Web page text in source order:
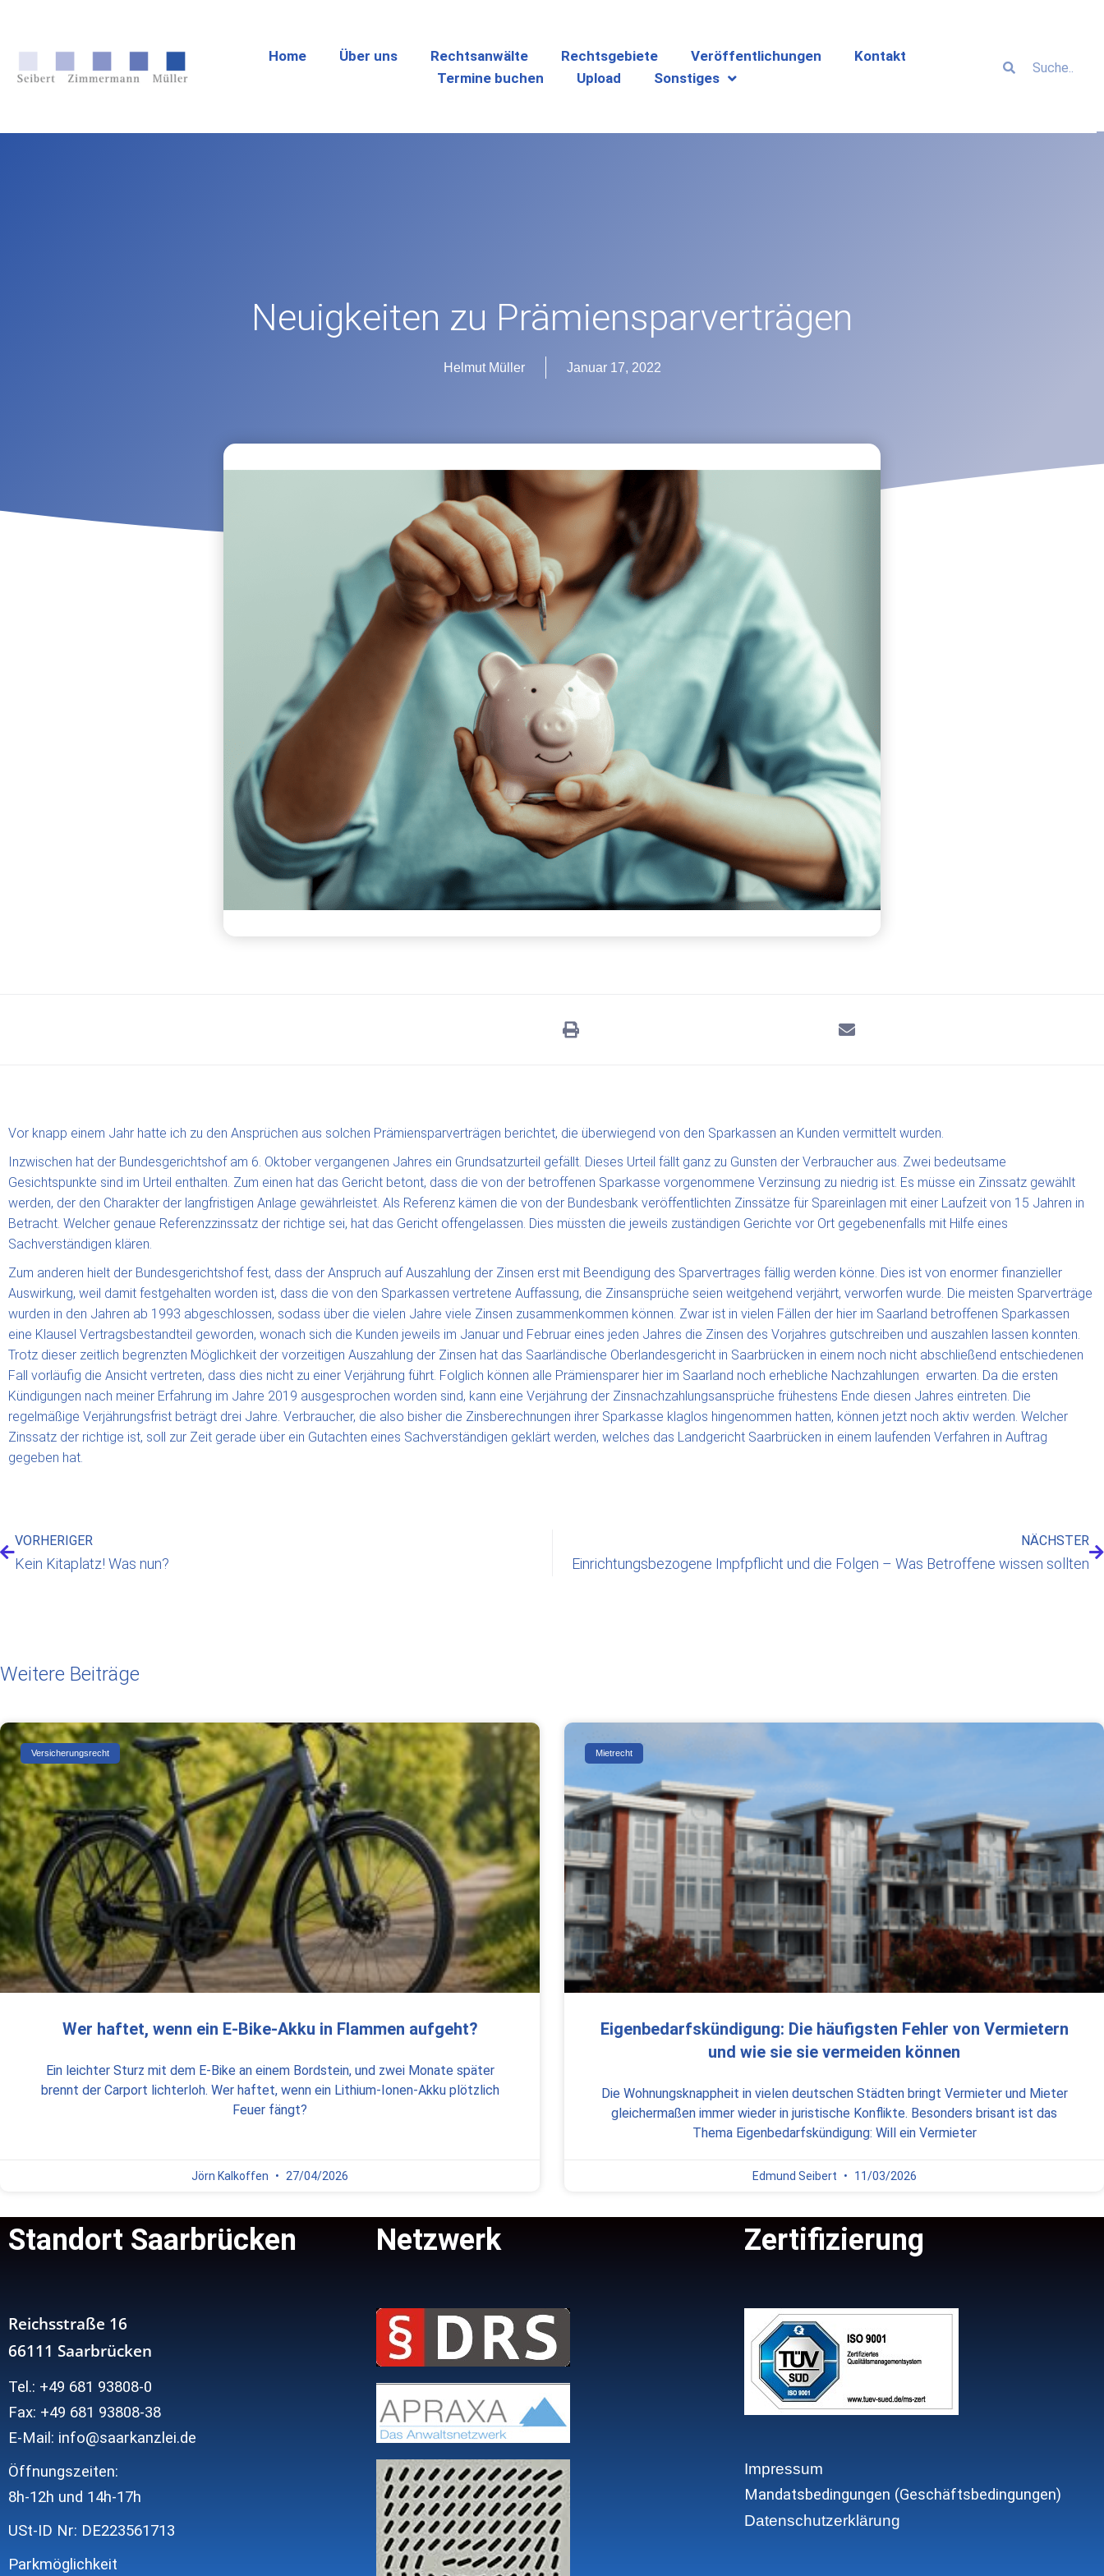
Home Über uns Rechtsanwälte Rechtsgebiete Veröffentlichungen
Kontakt
Termine buchen
Upload Sonstiges
Neuigkeiten zu Prämiensparverträgen
Helmut Müller Januar 17, 2022
Vor knapp einem Jahr hatte ich zu den Ansprüchen aus solchen Prämiensparverträgen berichtet, die überwiegend von den Sparkassen an Kunden vermittelt wurden.
Inzwischen hat der Bundesgerichtshof am 6. Oktober vergangenen Jahres ein Grundsatzurteil gefällt. Dieses Urteil fällt ganz zu Gunsten der Verbraucher aus. Zwei bedeutsame
Gesichtspunkte sind im Urteil enthalten. Zum einen hat das Gericht betont, dass die von der betroffenen Sparkasse vorgenommene Verzinsung zu niedrig ist. Es müsse ein Zinssatz gewählt
werden, der den Charakter der langfristigen Anlage gewährleistet. Als Referenz kämen die von der Bundesbank veröffentlichten Zinssätze für Spareinlagen mit einer Laufzeit von 15 Jahren in
Betracht. Welcher genaue Referenzzinssatz der richtige sei, hat das Gericht offengelassen. Dies müssten die jeweils zuständigen Gerichte vor Ort gegebenenfalls mit Hilfe eines
Sachverständigen klären.
Zum anderen hielt der Bundesgerichtshof fest, dass der Anspruch auf Auszahlung der Zinsen erst mit Beendigung des Sparvertrages fällig werden könne. Dies ist von enormer finanzieller
Auswirkung, weil damit festgehalten worden ist, dass die von den Sparkassen vertretene Auffassung, die Zinsansprüche seien weitgehend verjährt, verworfen wurde. Die meisten Sparverträge
wurden in den Jahren ab 1993 abgeschlossen, sodass über die vielen Jahre viele Zinsen zusammenkommen können. Zwar ist in vielen Fällen der hier im Saarland betroffenen Sparkassen
eine Klausel Vertragsbestandteil geworden, wonach sich die Kunden jeweils im Januar und Februar eines jeden Jahres die Zinsen des Vorjahres gutschreiben und auszahlen lassen konnten.
Trotz dieser zeitlich begrenzten Möglichkeit der vorzeitigen Auszahlung der Zinsen hat das Saarländische Oberlandesgericht in Saarbrücken in einem noch nicht abschließend entschiedenen
Fall vorläufig die Ansicht vertreten, dass dies nicht zu einer Verjährung führt. Folglich können alle Prämiensparer hier im Saarland noch erhebliche Nachzahlungen erwarten. Da die ersten
Kündigungen nach meiner Erfahrung im Jahre 2019 ausgesprochen worden sind, kann eine Verjährung der Zinsnachzahlungsansprüche frühestens Ende diesen Jahres eintreten. Die
regelmäßige Verjährungsfrist beträgt drei Jahre. Verbraucher, die also bisher die Zinsberechnungen ihrer Sparkasse klaglos hingenommen hatten, können jetzt noch aktiv werden. Welcher
Zinssatz der richtige ist, soll zur Zeit gerade über ein Gutachten eines Sachverständigen geklärt werden, welches das Landgericht Saarbrücken in einem laufenden Verfahren in Auftrag
gegeben hat.
VORHERIGER
Kein Kitaplatz! Was nun?
NÄCHSTER
Einrichtungsbezogene Impfpflicht und die Folgen – Was Betroffene wissen sollten
Weitere Beiträge
Versicherungsrecht
Wer haftet, wenn ein E-Bike-Akku in Flammen aufgeht?
Ein leichter Sturz mit dem E-Bike an einem Bordstein, und zwei Monate später
brennt der Carport lichterloh. Wer haftet, wenn ein Lithium-Ionen-Akku plötzlich
Feuer fängt?
Jörn Kalkoffen 27/04/2026
Mietrecht
Eigenbedarfskündigung: Die häufigsten Fehler von Vermietern
und wie sie sie vermeiden können
Die Wohnungsknappheit in vielen deutschen Städten bringt Vermieter und Mieter
gleichermaßen immer wieder in juristische Konflikte. Besonders brisant ist das
Thema Eigenbedarfskündigung: Will ein Vermieter
Edmund Seibert 11/03/2026
Standort Saarbrücken
Reichsstraße 16
66111 Saarbrücken
Tel.: +49 681 93808-0
Fax: +49 681 93808-38
E-Mail: info@saarkanzlei.de
Öffnungszeiten:
8h-12h und 14h-17h
USt-ID Nr: DE223561713
Parkmöglichkeit
Netzwerk Zertifizierung
Impressum
Mandatsbedingungen (Geschäftsbedingungen)
Datenschutzerklärung